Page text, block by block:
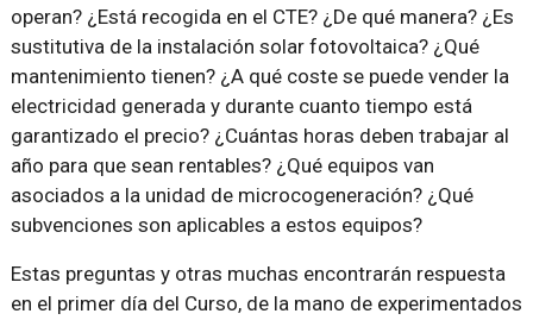
operan? ¿Está recogida en el CTE? ¿De qué manera? ¿Es
sustitutiva de la instalación solar fotovoltaica? ¿Qué
mantenimiento tienen? ¿A qué coste se puede vender la
electricidad generada y durante cuanto tiempo está
garantizado el precio? ¿Cuántas horas deben trabajar al
año para que sean rentables? ¿Qué equipos van
asociados a la unidad de microcogeneración? ¿Qué
subvenciones son aplicables a estos equipos?
Estas preguntas y otras muchas encontrarán respuesta
en el primer día del Curso, de la mano de experimentados